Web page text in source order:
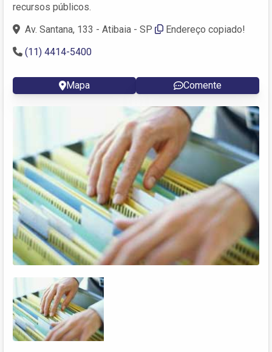
recursos públicos.
Av. Santana, 133 - Atibaia - SP
Endereço copiado!
(11) 4414-5400
Mapa Comente